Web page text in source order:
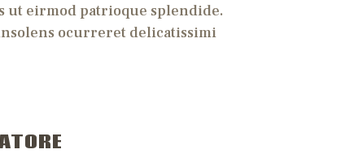
ut eirmod patrioque splendide.
ocurreret delicatissimi